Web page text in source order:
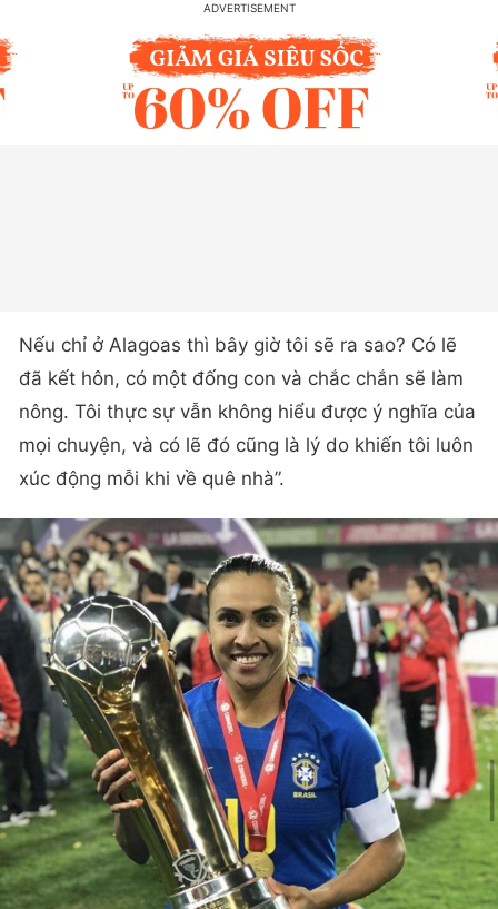
Nếu chỉ ở Alagoas thì bây giờ tôi sẽ ra sao? Có lẽ
đã kết hôn, có một đống con và chắc chắn sẽ làm
nông. Tôi thực sự vẫn không hiểu được ý nghĩa của
mọi chuyện, và có lẽ đó cũng là lý do khiến tôi luôn
xúc động mỗi khi về quê nhà”.